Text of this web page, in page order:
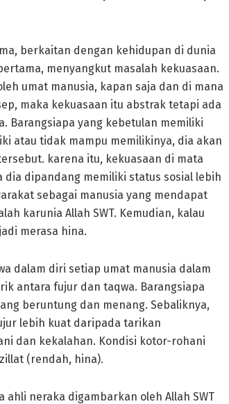
berkaitan dengan kehidupan di dunia
menyangkut masalah kekuasaan.
umat manusia, kapan saja dan di mana
maka kekuasaan itu abstrak tetapi ada
Barangsiapa yang kebetulan memiliki
atau tidak mampu memilikinya, dia akan
karena itu, kekuasaan di mata
dia dipandang memiliki status sosial lebih
sebagai manusia yang mendapat
karunia Allah SWT. Kemudian, kalau
merasa hina.
dalam diri setiap umat manusia dalam
antara fujur dan taqwa. Barangsiapa
beruntung dan menang. Sebaliknya,
lebih kuat daripada tarikan
dan kekalahan. Kondisi kotor-rohani
(rendah, hina).
neraka digambarkan oleh Allah SWT